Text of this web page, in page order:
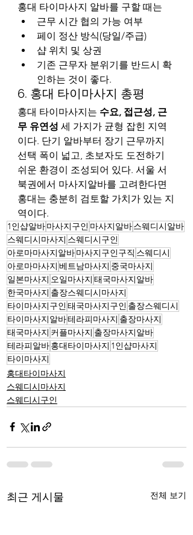
홍대 타이마사지 알바를 구할 때는
근무 시간 협의 가능 여부
페이 정산 방식(당일/주급)
샵 위치 및 상권
기존 근무자 분위기를 반드시 확
인하는 것이 좋다.
6. 홍대 타이마사지 총평
홍대 타이마사지는 수요, 접근성, 근
무 유연성 세 가지가 균형 잡힌 지역
이다. 단기 알바부터 장기 근무까지
선택 폭이 넓고, 초보자도 도전하기
쉬운 환경이 조성되어 있다. 서울 서
북권에서 마사지알바를 고려한다면
홍대는 충분히 검토할 가치가 있는 지
역이다.
1인샵알바마사지구인 마사지알바스웨디시알바
스웨디시마사지 스웨디시구인
아로마마사지알바마사지구인구직 스웨디시
아로마마사지 베트남마사지 중국마사지
일본마사지 오일마사지 태국마사지알바
한국마사지 출장스웨디시마사지
타이마사지구인 태국마사지구인 출장스웨디시
타이마사지알바테라피마사지 출장마사지
태국마사지 커플마사지 출장마사지알바
테라피알바홍대타이마사지 1인샵마사지
타이마사지
홍대타이마사지
스웨디시마사지
스웨디시구인
최근 게시물 전체 보기